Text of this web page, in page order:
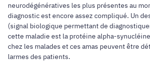
neurodégénératives les plus présentes au
diagnostic est encore assez compliqué. Un
(signal biologique permettant de
cette maladie est la protéine alpha-
chez les malades et ces amas peuvent être
larmes des patients.